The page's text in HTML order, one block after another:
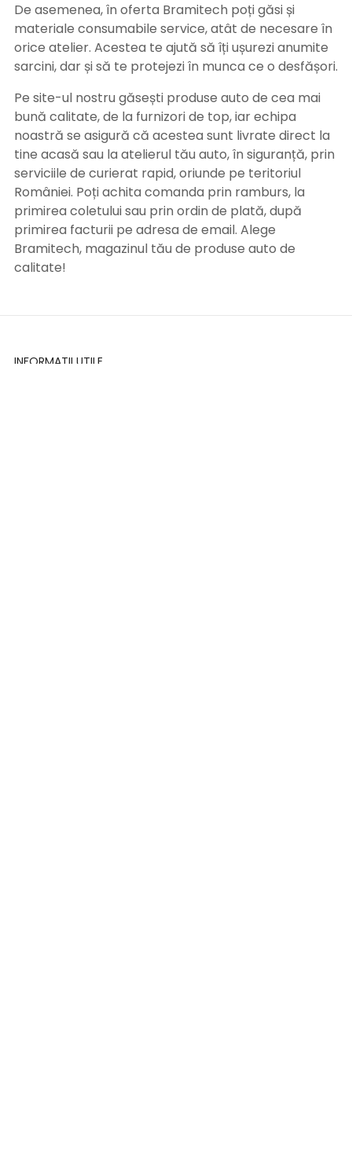
De asemenea, în oferta Bramitech poți găsi și
materiale consumabile service, atât de necesare în
orice atelier. Acestea te ajută să îți ușurezi anumite
sarcini, dar și să te protejezi în munca ce o desfășori.
Pe site-ul nostru găsești produse auto de cea mai
bună calitate, de la furnizori de top, iar echipa
noastră se asigură că acestea sunt livrate direct la
tine acasă sau la atelierul tău auto, în siguranță, prin
serviciile de curierat rapid, oriunde pe teritoriul
României. Poți achita comanda prin ramburs, la
primirea coletului sau prin ordin de plată, după
primirea facturii pe adresa de email. Alege
Bramitech, magazinul tău de produse auto de
calitate!
INFORMATII UTILE